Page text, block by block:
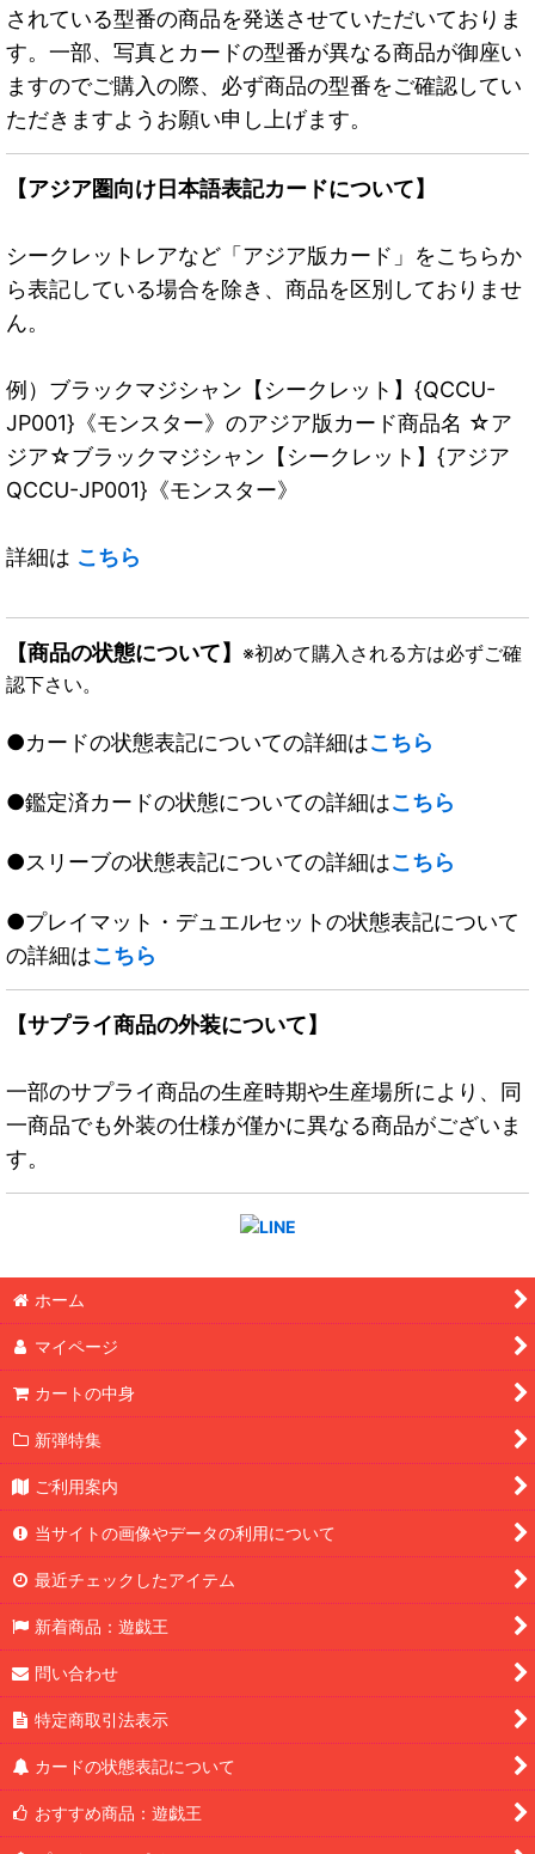
されている型番の商品を発送させていただいておりま
す。一部、写真とカードの型番が異なる商品が御座い
ますのでご購入の際、必ず商品の型番をご確認してい
ただきますようお願い申し上げます。
【アジア圏向け日本語表記カードについて】
シークレットレアなど「アジア版カード」をこちらか
ら表記している場合を除き、商品を区別しておりませ
ん。
例）ブラックマジシャン【シークレット】{QCCU-
JP001}《モンスター》のアジア版カード商品名 ☆ア
ジア☆ブラックマジシャン【シークレット】{アジア
QCCU-JP001}《モンスター》
詳細は こちら
【商品の状態について】 ※初めて購入される方は必ずご確
認下さい。
●カードの状態表記についての詳細はこちら
●鑑定済カードの状態についての詳細はこちら
●スリーブの状態表記についての詳細はこちら
●プレイマット・デュエルセットの状態表記について
の詳細はこちら
【サプライ商品の外装について】
一部のサプライ商品の生産時期や生産場所により、同
一商品でも外装の仕様が僅かに異なる商品がございま
す。
ホーム
マイページ
カートの中身
新弾特集
ご利用案内
当サイトの画像やデータの利用について
最近チェックしたアイテム
新着商品：遊戯王
問い合わせ
特定商取引法表示
カードの状態表記について
おすすめ商品：遊戯王